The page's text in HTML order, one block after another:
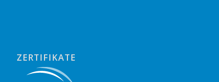
ZERTIFIKATE